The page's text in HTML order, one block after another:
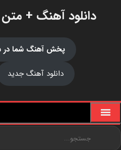
دانلود آهنگ +
پخش آهنگ شما در
دانلود آهنگ جدید